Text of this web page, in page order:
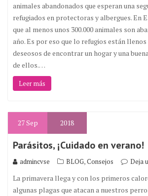
animales abandonados que esperan una
refugiados en protectoras y albergues. En
que al menos unos 300.000 animales son
año. Es por eso que lo refugios están
deseosos de encontrar un hogar y una
de ellos.…
Leer más
27Sep 2018
Parásitos, ¡Cuidado en verano!
admincvse BLOG,Consejos Deja
La primavera llega y con los primeros
algunas plagas que atacan a nuestros